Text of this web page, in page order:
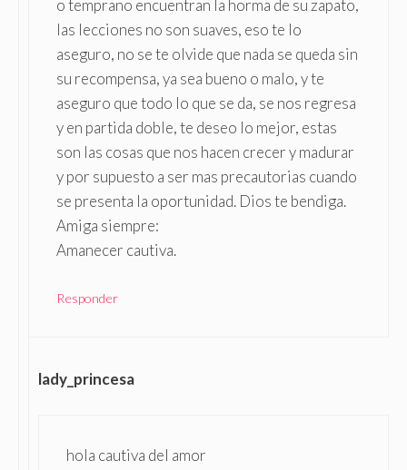
o temprano encuentran la horma de su zapato,
las lecciones no son suaves, eso te lo
aseguro, no se te olvide que nada se queda sin
su recompensa, ya sea bueno o malo, y te
aseguro que todo lo que se da, se nos regresa
y en partida doble, te deseo lo mejor, estas
son las cosas que nos hacen crecer y madurar
y por supuesto a ser mas precautorias cuando
se presenta la oportunidad. Dios te bendiga.
Amiga siempre:
Amanecer cautiva.
Responder
lady_princesa
hola cautiva del amor